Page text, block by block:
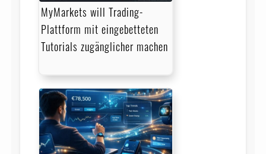
MyMarkets will Trading-
Plattform mit eingebetteten
Tutorials zugänglicher machen